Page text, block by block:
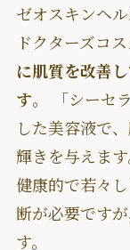
ゼオスキンヘ
ドクターズコス
に肌質を改善
す。 「シーセ
した美容液で
輝きを与えま
健康的で若々
断が必要です
す。